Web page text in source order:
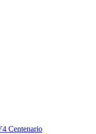
Centenario